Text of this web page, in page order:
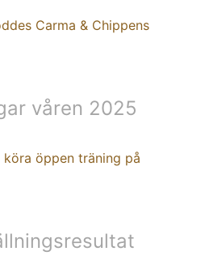
Carma & Chippens
våren 2025
öppen träning på